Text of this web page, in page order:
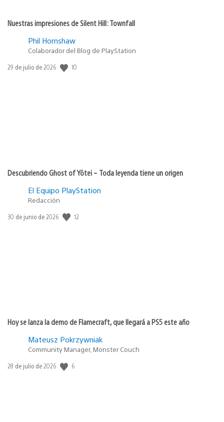
Nuestras impresiones de Silent Hill: Townfall
Phil Hornshaw
Colaborador del Blog de PlayStation
Fecha
29 de julio de 2026 10
Descubriendo Ghost of Yōtei – Toda leyenda tiene un origen
El Equipo PlayStation
Redacción
Fecha
30 de junio de 2026 12
Hoy se lanza la demo de Flamecraft, que llegará a PS5 este año
Mateusz Pokrzywniak
Community Manager, Monster Couch
Fecha
28 de julio de 2026 6